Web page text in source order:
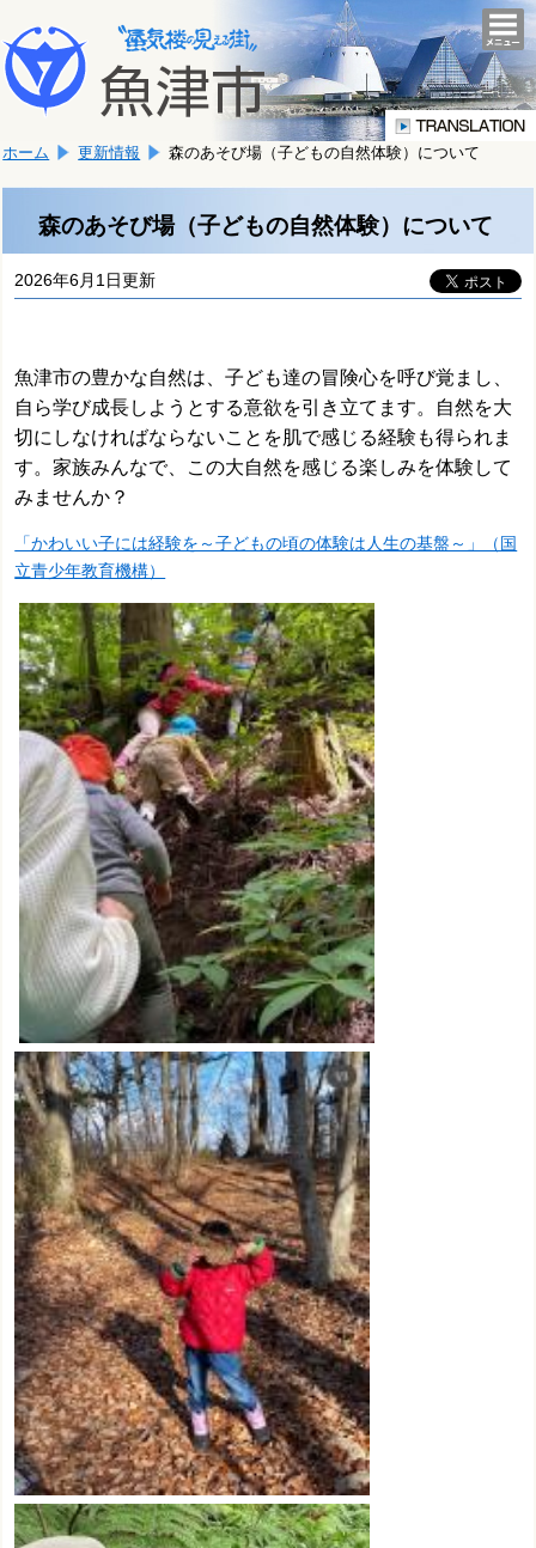
文
へ
移
ま
す。
こ
か
文
ホーム 更新情報 森のあそび場（子どもの自然体験）について
森のあそび場（子どもの自然体験）について
2026年6月1日更新
魚津市の豊かな自然は、子ども達の冒険心を呼び覚まし、
自ら学び成長しようとする意欲を引き立てます。自然を大
切にしなければならないことを肌で感じる経験も得られま
す。家族みんなで、この大自然を感じる楽しみを体験して
みませんか？
「かわいい子には経験を～子どもの頃の体験は人生の基盤～」（国
立青少年教育機構）